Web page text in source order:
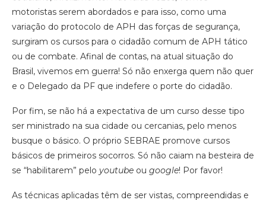
motoristas serem abordados e para isso, como uma
variação do protocolo de APH das forças de segurança,
surgiram os cursos para o cidadão comum de APH tático
ou de combate. Afinal de contas, na atual situação do
Brasil, vivemos em guerra! Só não enxerga quem não quer
e o Delegado da PF que indefere o porte do cidadão.
Por fim, se não há a expectativa de um curso desse tipo
ser ministrado na sua cidade ou cercanias, pelo menos
busque o básico. O próprio SEBRAE promove cursos
básicos de primeiros socorros. Só não caiam na besteira de
se “habilitarem” pelo youtube ou google! Por favor!
As técnicas aplicadas têm de ser vistas, compreendidas e